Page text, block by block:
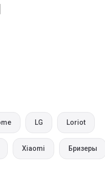
LG Loriot
Xiaomi Бризеры